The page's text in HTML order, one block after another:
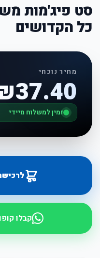
סט פיג'מות
כל הקדושים
מחיר נוכחי
37.40
זמין למשלוח מיידי
קבלו